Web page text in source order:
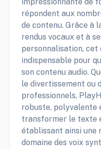
répondent aux
de contenu. Grâce à
rendus vocaux et à
personnalisation, cet
indispensable pour
son contenu audio.
le divertissement ou
professionnels,
robuste, polyvalente
transformer le texte
établissant ainsi une
domaine des voix